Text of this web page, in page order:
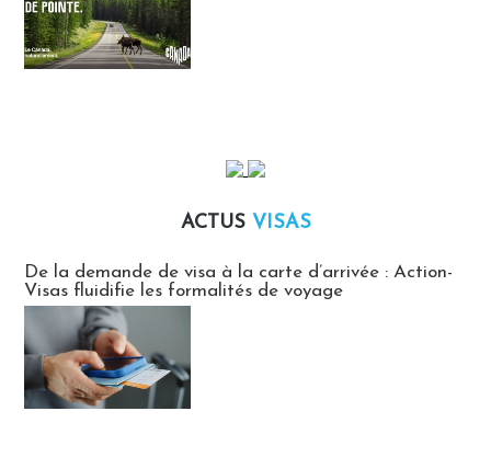
ACTUS VISAS
De la demande de visa à la carte d’arrivée : Action-
Visas fluidifie les formalités de voyage